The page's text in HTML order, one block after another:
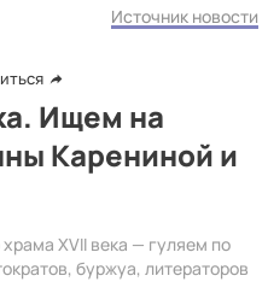
Источник новости
Ищем на
Карениной и
XVII века — гуляем по
буржуа, литераторов